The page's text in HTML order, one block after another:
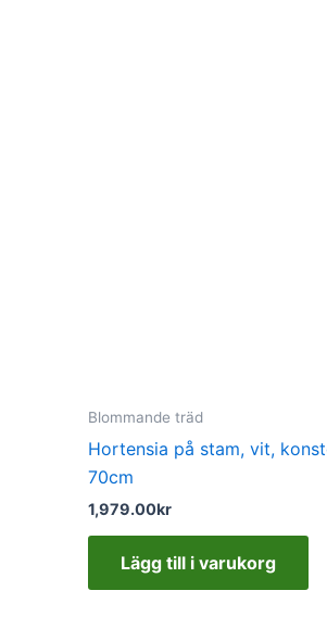
Blommande träd
Hortensia på stam, vit,
70cm
1,979.00kr
Lägg till i varukorg